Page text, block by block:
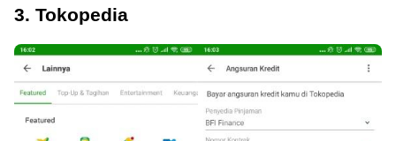
3. Tokopedia